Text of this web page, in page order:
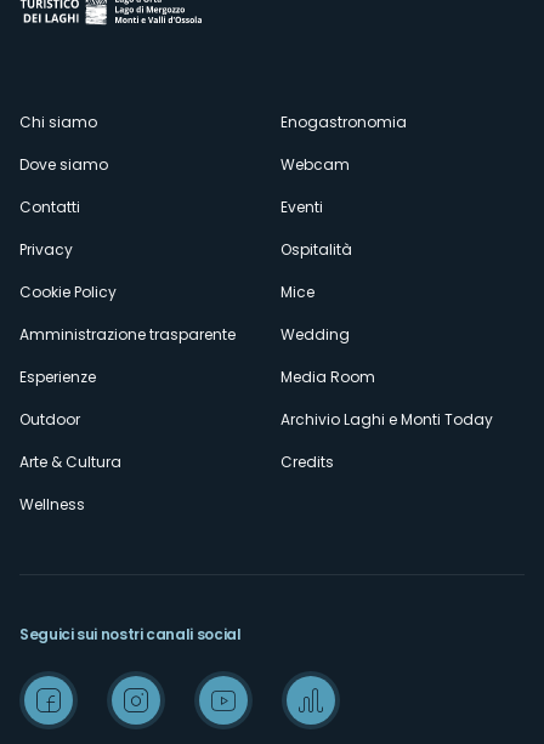
Menù
secondario
Chi siamo
Dove siamo
Contatti
Privacy
Cookie Policy
Amministrazione trasparente
Esperienze
Outdoor
Arte & Cultura
Wellness
Enogastronomia
Webcam
Eventi
Ospitalità
Mice
Wedding
Media Room
Archivio Laghi e Monti Today
Credits
Seguici sui nostri canali social